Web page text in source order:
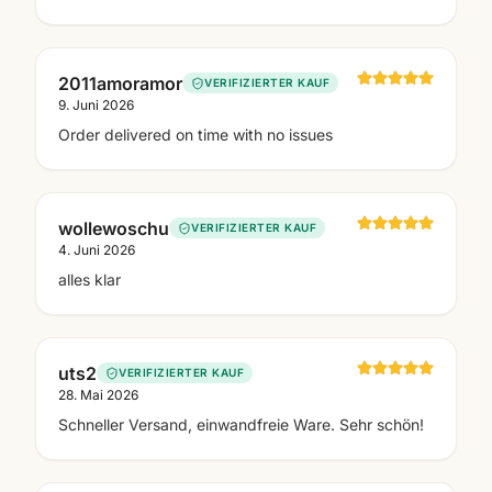
2011amoramor VERIFIZIERTER KAUF
9. Juni 2026
Order delivered on time with no issues
wollewoschu VERIFIZIERTER KAUF
4. Juni 2026
alles klar
uts2 VERIFIZIERTER KAUF
28. Mai 2026
Schneller Versand, einwandfreie Ware. Sehr schön!